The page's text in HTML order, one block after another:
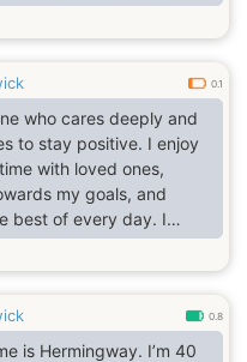
a vast array of
your life and work a
0.1
who cares deeply and
to stay positive. I enjoy
with loved ones,
my goals, and
best of every day. I
kindness, and
each other.
0.8
is Hermingway. I’m 40